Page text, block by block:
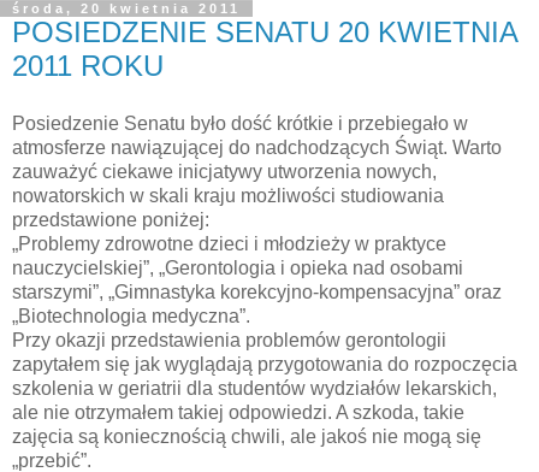
środa, 20 kwietnia 2011
POSIEDZENIE SENATU 20 KWIETNIA
2011 ROKU
Posiedzenie Senatu było dość krótkie i przebiegało w
atmosferze nawiązującej do nadchodzących Świąt. Warto
zauważyć ciekawe inicjatywy utworzenia nowych,
nowatorskich w skali kraju możliwości studiowania
przedstawione poniżej:
„Problemy zdrowotne dzieci i młodzieży w praktyce
nauczycielskiej”, „Gerontologia i opieka nad osobami
starszymi”, „Gimnastyka korekcyjno-kompensacyjna” oraz
„Biotechnologia medyczna”.
Przy okazji przedstawienia problemów gerontologii
zapytałem się jak wyglądają przygotowania do rozpoczęcia
szkolenia w geriatrii dla studentów wydziałów lekarskich,
ale nie otrzymałem takiej odpowiedzi. A szkoda, takie
zajęcia są koniecznością chwili, ale jakoś nie mogą się
„przebić”.